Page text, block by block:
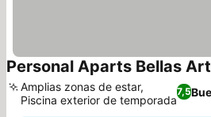
Personal Aparts Bellas
7,5
Amplias zonas de estar,
Piscina exterior de temporada